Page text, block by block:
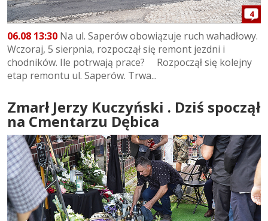
4
06.08 13:30 Na ul. Saperów obowiązuje ruch wahadłowy.
Wczoraj, 5 sierpnia, rozpoczął się remont jezdni i
chodników. Ile potrwają prace? Rozpoczął się kolejny
etap remontu ul. Saperów. Trwa...
Zmarł Jerzy Kuczyński . Dziś spoczął
na Cmentarzu Dębica